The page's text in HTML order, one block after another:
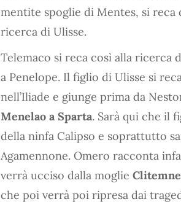
mentite spoglie di Mentes, si reca
ricerca di Ulisse.
Telemaco si reca così alla ricerca
a Penelope. Il figlio di Ulisse si
nell’Iliade e giunge prima da
Menelao a Sparta. Sarà qui che il
della ninfa Calipso e soprattutto
Agamennone. Omero racconta
verrà ucciso dalla moglie
che poi verrà poi ripresa dai